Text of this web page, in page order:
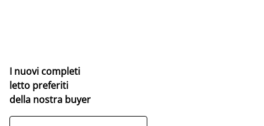
I nuovi completi
letto preferiti
della nostra buyer